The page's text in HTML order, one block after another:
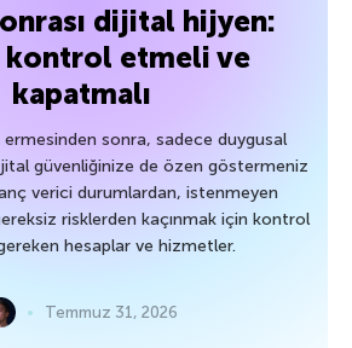
dijital hijyen:
kontrol etmeli ve
kapatmalı
ermesinden sonra, sadece duygusal
güvenliğinize de özen göstermeniz
verici durumlardan, istenmeyen
risklerden kaçınmak için kontrol
hesaplar ve hizmetler.
Temmuz 31, 2026